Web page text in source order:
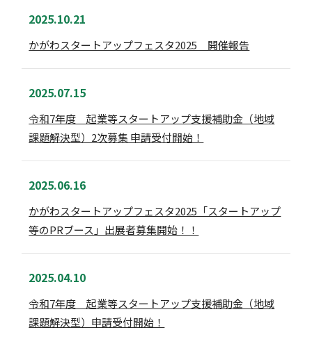
2025.10.21
かがわスタートアップフェスタ2025 開催報告
2025.07.15
令和7年度 起業等スタートアップ支援補助金（地域
課題解決型）2次募集 申請受付開始！
2025.06.16
かがわスタートアップフェスタ2025「スタートアップ
等のPRブース」出展者募集開始！！
2025.04.10
令和7年度 起業等スタートアップ支援補助金（地域
課題解決型）申請受付開始！